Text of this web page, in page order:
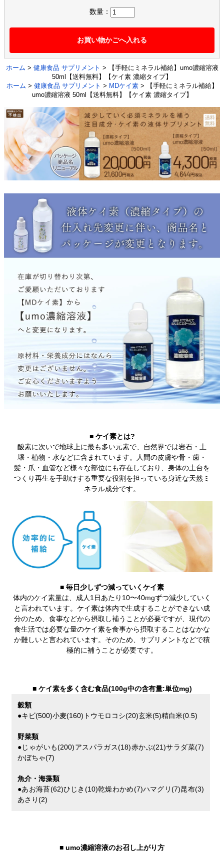
数量：
お買い物かごへ入れる
ホーム > 健康食品 サプリメント > 【手軽にミネラル補給】umo濃縮溶液
50ml【送料無料】【ケイ素 濃縮タイプ】
ホーム > 健康食品 サプリメント > MDケイ素> 【手軽にミネラル補給】
umo濃縮溶液 50ml【送料無料】【ケイ素 濃縮タイプ】
■ ケイ素とは?
酸素に次いで地球上に最も多い元素で、自然界では岩石・土
壌・植物・水などに含まれています。人間の皮膚や骨・歯・
髪・爪・血管など様々な部位にも存在しており、身体の土台を
つくり再生を手助けする重要な役割を担っている身近な天然ミ
ネラル成分です。
■ 毎日少しずつ減っていくケイ素
体内のケイ素量は、成人1日あたり10〜40mgずつ減少していく
と言われています。ケイ素は体内で生成することができない成
分のため、食事などから摂取し補うことが必要ですが、現代の
食生活では必要な量のケイ素を食事から摂取することはなかな
か難しいと言われています。そのため、サプリメントなどで積
極的に補うことが必要です。
■ ケイ素を多く含む食品(100g中の含有量:単位mg)
穀類
●キビ(500)小麦(160)トウモロコシ(20)玄米(5)精白米(0.5)
野菜類
●じゃがいも(200)アスパラガス(18)赤かぶ(21)サラダ菜(7)
かぼちゃ(7)
魚介・海藻類
●あお海苔(62)ひじき(10)乾燥わかめ(7)ハマグリ(7)昆布(3)
あさり(2)
■ umo濃縮溶液のお召し上がり方